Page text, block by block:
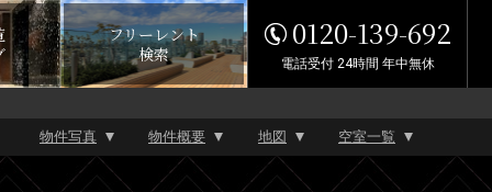
フリーレント
検索
0120-139-692
電話受付 24時間 年中無休
物件写真 物件概要 地図 空室一覧